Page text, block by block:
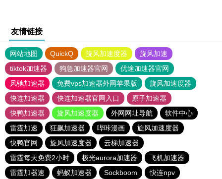
友情链接
网站地图 QuickQ 旋风加速度器
旋风加速
tiktok加速器
狗急加速器官网
优途加速器官网
风驰加速器
免费vps加速器外网苹果版
旋风加速度器
快连加速器
快连加速器官网入口
原子加速器
快鸭加速器
旋风加速度器 外网网址导航
软件中心
雷霆加速
狂飙加速器 哔咔漫画
旋风加速度器
快鸭官网
旋风加速度器
云梯加速器
雷霆每天免费2小时
极光aurora加速器
飞机加速器
雷霆加器速
蚂蚁加速器 Sockboom 快连npv